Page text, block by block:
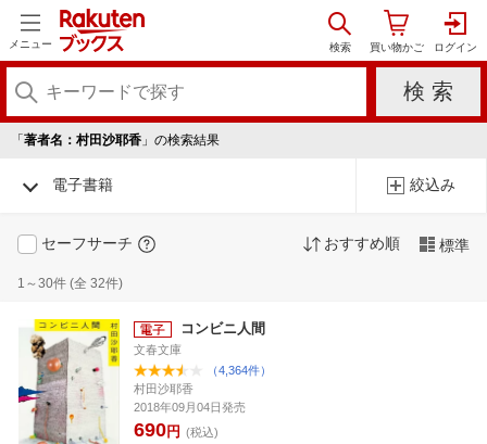
メニュー
「 著者名：村田沙耶香 」の検索結果
電子書籍 絞込み
セーフサーチ おすすめ順 標準
1～30件 (全 32件)
コンビニ人間
文春文庫
（4,364件）
村田沙耶香
2018年09月04日発売
690円 (税込)